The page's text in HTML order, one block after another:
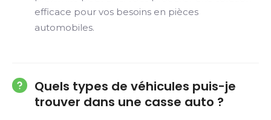
efficace pour vos besoins en pièces
automobiles.
Quels types de véhicules puis-je
trouver dans une casse auto ?